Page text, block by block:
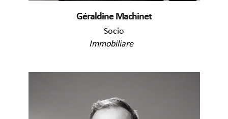
Géraldine Machinet
Socio
Immobiliare